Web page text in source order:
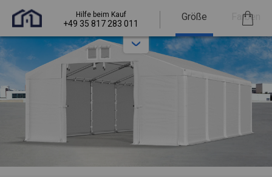
Hilfe beim Kauf
+49 35 817 283 011
Größe Farben